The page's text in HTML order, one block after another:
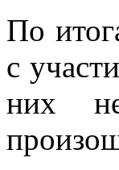
По
с
них